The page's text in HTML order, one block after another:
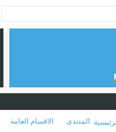
المنتدى الاقسام العامة